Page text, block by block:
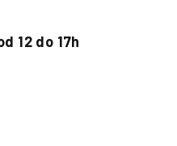
12 do 17h